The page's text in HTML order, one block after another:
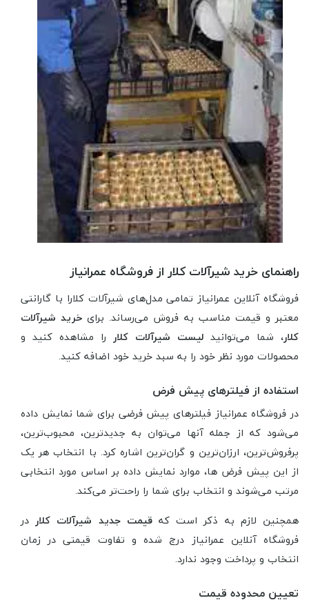
راهنمای خرید شیرآلات کلار از فروشگاه عمرانیاز
فروشگاه آنلاین عمرانیاز تمامی مدل‌های شیرآلات کلارا با گارانتی
معتبر و قیمت مناسب به فروش می‌رساند. برای خرید شیرآلات
کلار، شما می‌توانید لیست شیرآلات کلار را مشاهده کنید و
محصولات مورد نظر خود را به سبد خرید خود اضافه کنید.
استفاده از فیلترهای پیش فرض
در فروشگاه عمرانیاز فیلترهای پیش فرضی برای شما نمایش داده
می‌شود که از جمله آنها می‌توان به جدیدترین‌، محبوب‌ترین‌،
پرفروش‌ترین، ارزان‌ترین و گران‌ترین اشاره کرد. با انتخاب هر یک
از این پیش فرض ها، موارد نمایش داده بر اساس مورد انتخابی
مرتب می‌شوند و انتخاب برای شما را راحت‌تر می‌کند.
همچنین لازم به ذکر است کهقیمت جدید شیرآلات کلاردر
فروشگاه آنلاین عمرانیاز درج شده و تفاوت قیمتی در زمان
انتخاب و پرداخت وجود ندارد.
تعیین محدوده قیمت